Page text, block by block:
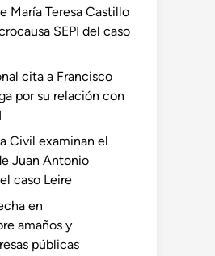
María Teresa Castillo
SEPI del caso
cita a Francisco
por su relación con
Civil examinan el
Juan Antonio
caso Leire
en
amaños y
públicas